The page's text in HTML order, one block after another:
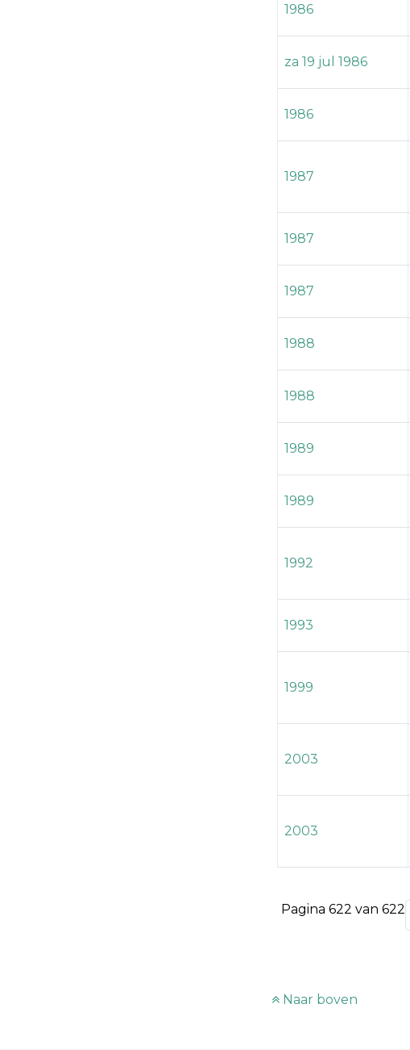
1986
za 19 jul 1986
1986
1987
1987
1987
1988
1988
1989
1989
1992
1993
1999
2003
2003
Pagina 622 van 622
Naar boven